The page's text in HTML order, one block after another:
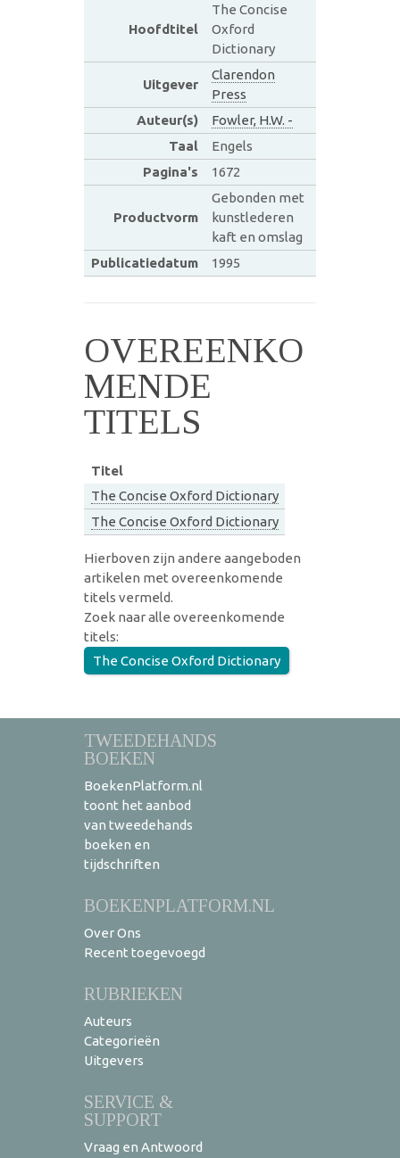
Hoofdtitel
The Concise
Oxford
Dictionary
Uitgever
Clarendon
Press
Auteur(s)
Fowler, H.W. -
Taal
Engels
Pagina's
1672
Productvorm
Gebonden met
kunstlederen
kaft en omslag
Publicatiedatum
1995
OVEREENKO
MENDE
TITELS
Titel
The Concise Oxford Dictionary
The Concise Oxford Dictionary
Hierboven zijn andere aangeboden
artikelen met overeenkomende
titels vermeld.
Zoek naar alle overeenkomende
titels:
The Concise Oxford Dictionary
TWEEDEHANDS
BOEKEN
BoekenPlatform.nl
toont het aanbod
van tweedehands
boeken en
tijdschriften
BOEKENPLATFORM.NL
Over Ons
Recent toegevoegd
RUBRIEKEN
Auteurs
Categorieën
Uitgevers
SERVICE &
SUPPORT
Vraag en Antwoord